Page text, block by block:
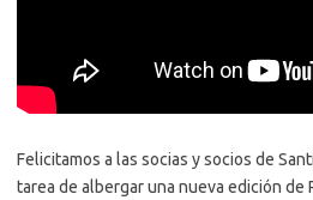
Felicitamos a las socias y socios de
tarea de albergar una nueva edición de